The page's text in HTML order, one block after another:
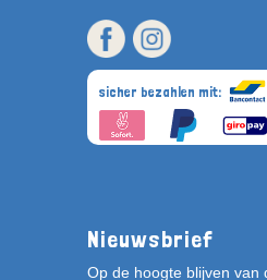
sicher bezahlen mit:
Nieuwsbrief
Op de hoogte blijven van